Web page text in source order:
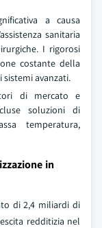
a causa
sanitaria
I rigorosi
costante della
sistemi avanzati.
di mercato e
soluzioni di
temperatura,
in
di 2,4 miliardi di
redditizia nel